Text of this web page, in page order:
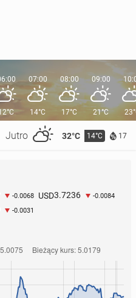
Jutro 32°C 14°C 17
07:00
14°C
08:00
17°C
09:00
21°C
-0.0068 USD3.7236 -0.0084
-0.0031